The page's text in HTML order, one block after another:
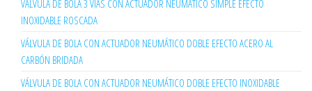
VÁLVULA DE BOLA 3 VIAS CON ACTUADOR NEUMÁTICO SIMPLE EFECTO
INOXIDABLE ROSCADA
VÁLVULA DE BOLA CON ACTUADOR NEUMÁTICO DOBLE EFECTO ACERO AL
CARBÓN BRIDADA
VÁLVULA DE BOLA CON ACTUADOR NEUMÁTICO DOBLE EFECTO INOXIDABLE